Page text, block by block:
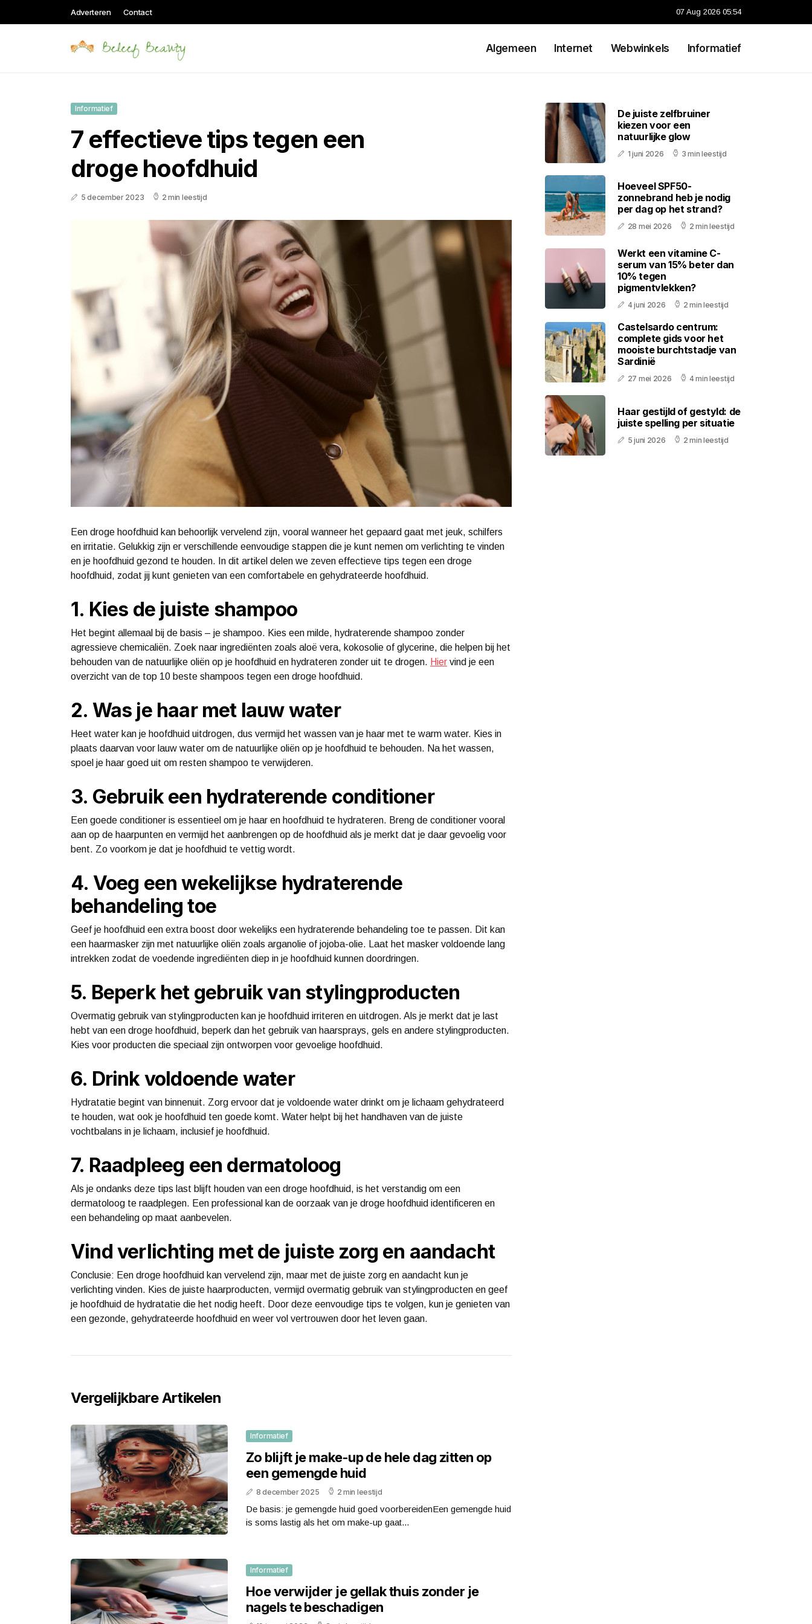
Adverteren Contact 07 Aug 2026 05:54
Algemeen Internet Webwinkels Informatief
Informatief
7 effectieve tips tegen een
droge hoofdhuid
5 december 2023 2 min leestijd
Een droge hoofdhuid kan behoorlijk vervelend zijn, vooral wanneer het gepaard gaat met jeuk, schilfers
en irritatie. Gelukkig zijn er verschillende eenvoudige stappen die je kunt nemen om verlichting te vinden
en je hoofdhuid gezond te houden. In dit artikel delen we zeven effectieve tips tegen een droge
hoofdhuid, zodat jij kunt genieten van een comfortabele en gehydrateerde hoofdhuid.
1. Kies de juiste shampoo
Het begint allemaal bij de basis – je shampoo. Kies een milde, hydraterende shampoo zonder
agressieve chemicaliën. Zoek naar ingrediënten zoals aloë vera, kokosolie of glycerine, die helpen bij het
behouden van de natuurlijke oliën op je hoofdhuid en hydrateren zonder uit te drogen. Hier vind je een
overzicht van de top 10 beste shampoos tegen een droge hoofdhuid.
2. Was je haar met lauw water
Heet water kan je hoofdhuid uitdrogen, dus vermijd het wassen van je haar met te warm water. Kies in
plaats daarvan voor lauw water om de natuurlijke oliën op je hoofdhuid te behouden. Na het wassen,
spoel je haar goed uit om resten shampoo te verwijderen.
3. Gebruik een hydraterende conditioner
Een goede conditioner is essentieel om je haar en hoofdhuid te hydrateren. Breng de conditioner vooral
aan op de haarpunten en vermijd het aanbrengen op de hoofdhuid als je merkt dat je daar gevoelig voor
bent. Zo voorkom je dat je hoofdhuid te vettig wordt.
4. Voeg een wekelijkse hydraterende
behandeling toe
Geef je hoofdhuid een extra boost door wekelijks een hydraterende behandeling toe te passen. Dit kan
een haarmasker zijn met natuurlijke oliën zoals arganolie of jojoba-olie. Laat het masker voldoende lang
intrekken zodat de voedende ingrediënten diep in je hoofdhuid kunnen doordringen.
5. Beperk het gebruik van stylingproducten
Overmatig gebruik van stylingproducten kan je hoofdhuid irriteren en uitdrogen. Als je merkt dat je last
hebt van een droge hoofdhuid, beperk dan het gebruik van haarsprays, gels en andere stylingproducten.
Kies voor producten die speciaal zijn ontworpen voor gevoelige hoofdhuid.
6. Drink voldoende water
Hydratatie begint van binnenuit. Zorg ervoor dat je voldoende water drinkt om je lichaam gehydrateerd
te houden, wat ook je hoofdhuid ten goede komt. Water helpt bij het handhaven van de juiste
vochtbalans in je lichaam, inclusief je hoofdhuid.
7. Raadpleeg een dermatoloog
Als je ondanks deze tips last blijft houden van een droge hoofdhuid, is het verstandig om een
dermatoloog te raadplegen. Een professional kan de oorzaak van je droge hoofdhuid identificeren en
een behandeling op maat aanbevelen.
Vind verlichting met de juiste zorg en aandacht
Conclusie: Een droge hoofdhuid kan vervelend zijn, maar met de juiste zorg en aandacht kun je
verlichting vinden. Kies de juiste haarproducten, vermijd overmatig gebruik van stylingproducten en geef
je hoofdhuid de hydratatie die het nodig heeft. Door deze eenvoudige tips te volgen, kun je genieten van
een gezonde, gehydrateerde hoofdhuid en weer vol vertrouwen door het leven gaan.
Vergelijkbare Artikelen
Informatief
Zo blijft je make-up de hele dag zitten op
een gemengde huid
8 december 2025 2 min leestijd
De basis: je gemengde huid goed voorbereidenEen gemengde huid
is soms lastig als het om make-up gaat...
Informatief
Hoe verwijder je gellak thuis zonder je
nagels te beschadigen
De juiste zelfbruiner
kiezen voor een
natuurlijke glow
1 juni 2026 3 min leestijd
Hoeveel SPF50-
zonnebrand heb je nodig
per dag op het strand?
28 mei 2026 2 min leestijd
Werkt een vitamine C-
serum van 15% beter dan
10% tegen
pigmentvlekken?
4 juni 2026 2 min leestijd
Castelsardo centrum:
complete gids voor het
mooiste burchtstadje van
Sardinië
27 mei 2026 4 min leestijd
Haar gestijld of gestyld: de
juiste spelling per situatie
5 juni 2026 2 min leestijd